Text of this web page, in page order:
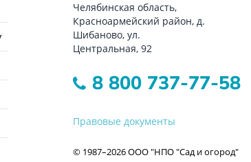
Челябинская область,
Красноармейский район, д.
Шибаново, ул.
Центральная, 92
8 800 737-77-58
Правовые документы
© 1987–2026 ООО "НПО "Сад и огород"